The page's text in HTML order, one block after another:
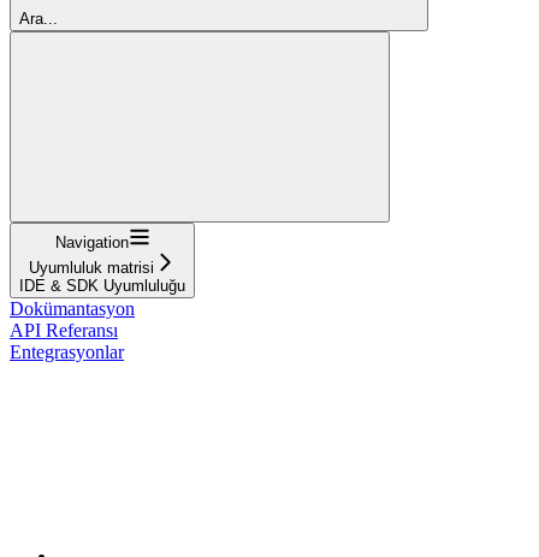
Ara...
Navigation
Uyumluluk matrisi
IDE & SDK Uyumluluğu
Dokümantasyon
API Referansı
Entegrasyonlar